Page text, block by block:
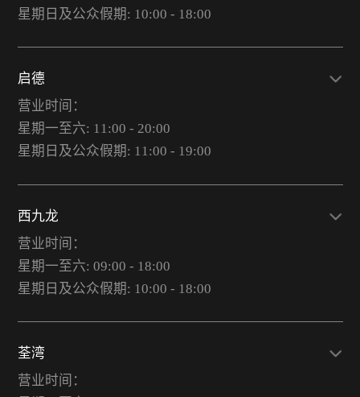
星期日及公众假期: 10:00 - 18:00
启德
营业时间：
星期一至六: 11:00 - 20:00
星期日及公众假期: 11:00 - 19:00
西九龙
营业时间：
星期一至六: 09:00 - 18:00
星期日及公众假期: 10:00 - 18:00
荃湾
营业时间：